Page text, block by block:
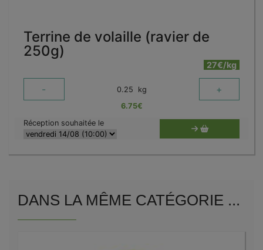
Terrine de volaille (ravier de
250g)
27€/kg
- 0.25 kg +
6.75€
Réception souhaitée le
DANS LA MÊME CATÉGORIE ...